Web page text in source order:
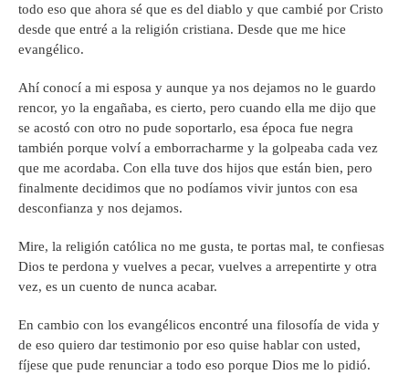
todo eso que ahora sé que es del diablo y que cambié por Cristo
desde que entré a la religión cristiana. Desde que me hice
evangélico.
Ahí conocí a mi esposa y aunque ya nos dejamos no le guardo
rencor, yo la engañaba, es cierto, pero cuando ella me dijo que
se acostó con otro no pude soportarlo, esa época fue negra
también porque volví a emborracharme y la golpeaba cada vez
que me acordaba. Con ella tuve dos hijos que están bien, pero
finalmente decidimos que no podíamos vivir juntos con esa
desconfianza y nos dejamos.
Mire, la religión católica no me gusta, te portas mal, te confiesas
Dios te perdona y vuelves a pecar, vuelves a arrepentirte y otra
vez, es un cuento de nunca acabar.
En cambio con los evangélicos encontré una filosofía de vida y
de eso quiero dar testimonio por eso quise hablar con usted,
fíjese que pude renunciar a todo eso porque Dios me lo pidió.